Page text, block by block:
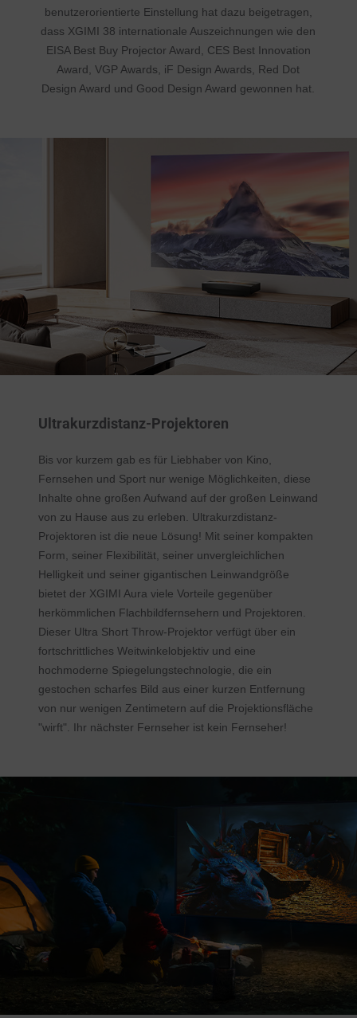
benutzerorientierte Einstellung hat dazu beigetragen,
dass XGIMI 38 internationale Auszeichnungen wie den
EISA Best Buy Projector Award, CES Best Innovation
Award, VGP Awards, iF Design Awards, Red Dot
Design Award und Good Design Award gewonnen hat.
Ultrakurzdistanz-Projektoren
Bis vor kurzem gab es für Liebhaber von Kino,
Fernsehen und Sport nur wenige Möglichkeiten, diese
Inhalte ohne großen Aufwand auf der großen Leinwand
von zu Hause aus zu erleben. Ultrakurzdistanz-
Projektoren ist die neue Lösung! Mit seiner kompakten
Form, seiner Flexibilität, seiner unvergleichlichen
Helligkeit und seiner gigantischen Leinwandgröße
bietet der XGIMI Aura viele Vorteile gegenüber
herkömmlichen Flachbildfernsehern und Projektoren.
Dieser Ultra Short Throw-Projektor verfügt über ein
fortschrittliches Weitwinkelobjektiv und eine
hochmoderne Spiegelungstechnologie, die ein
gestochen scharfes Bild aus einer kurzen Entfernung
von nur wenigen Zentimetern auf die Projektionsfläche
"wirft". Ihr nächster Fernseher ist kein Fernseher!